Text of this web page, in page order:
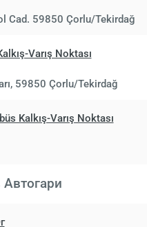
Cad. 59850 Çorlu/Tekirdağ
Varış Noktası
59850 Çorlu/Tekirdağ
Kalkış-Varış Noktası